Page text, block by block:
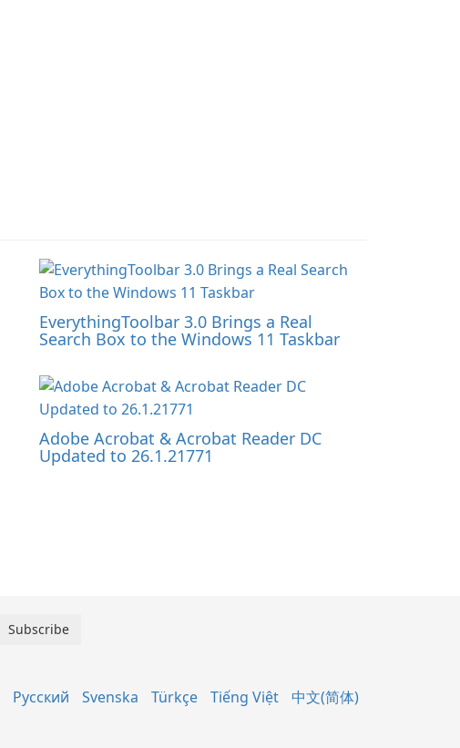
EverythingToolbar 3.0 Brings a Real
Search Box to the Windows 11 Taskbar
Adobe Acrobat & Acrobat Reader DC
Updated to 26.1.21771
Русский Svenska Türkçe Tiếng Việt
中文(简体)